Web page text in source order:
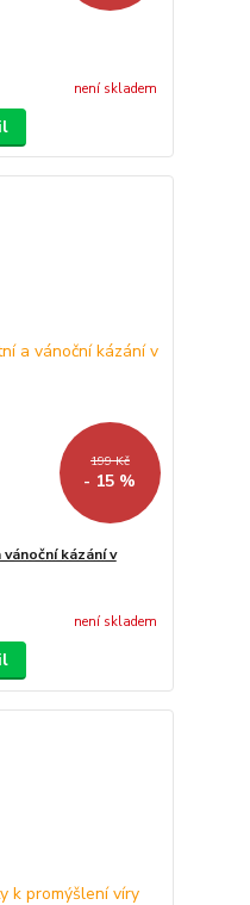
není skladem
199 Kč
- 15 %
kázání v
není skladem